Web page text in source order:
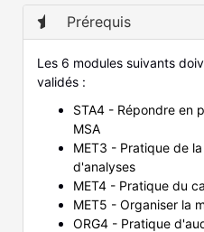
Prérequis
Les 6 modules suivants
validés :
STA4 - Répondre en
MSA
MET3 - Pratique de
d'analyses
MET4 - Pratique du
MET5 - Organiser la
ORG4 - Pratique